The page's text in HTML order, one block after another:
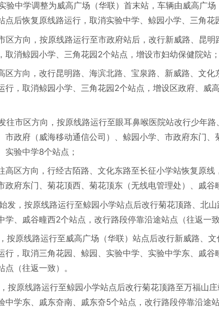
验中学调整为威高广场（华联）首末站，车辆由威高广
点后恢复原线路运行，取消实验中学、鲸园小学、三角花
区方向，按原线路运行至市政府站后，改行新威路、昆
取消鲸园小学、三角花园2个站点，增设市妇幼保健院站；
区方向，改行昆明路、海滨北路、宝泉路、新威路、文化
行，取消鲸园小学、三角花园2个站点，增设区政府、威
往市区方向，按原线路运行至眼耳鼻喉医院站改行少年
市政府（威海移动通信公司）、鲸园小学、市政府东门
实验中学8个站点；
高区方向，行经古陌路、文化东路至长征小学站恢复原线
政府东门、菊花顶西、菊花顶东（无线电管理处）、戚谷
发，按原线路运行至鲸园小学站点后改行菊花顶路、北
学、戚谷疃西2个站点，改行路段停靠沿途站点（往返一致
按原线路运行至威高广场（华联）站点后改行新威路、
行，取消三角花园、鲸园、实验中学、实验中学东、戚
（往返一致）。
按原线路运行至鲸园小学站点后改行菊花顶路至万福山
中学东、戚东夼南、戚东夼5个站点，改行路段停靠沿途